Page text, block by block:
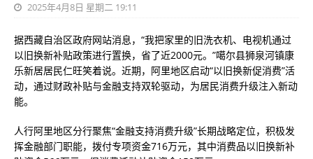
2025年4月8日 星期二 19:11
据西藏自治区政府网站消息，“我把家里的旧洗衣机、电视机通过
以旧换新补贴政策进行置换，省了近2000元。”噶尔县狮泉河镇康
乐新居居民仁旺笑着说。近期，阿里地区启动“以旧换新促消费”活
动，通过财政补贴与金融支持双轮驱动，为居民消费升级注入新动
能。
人行阿里地区分行聚焦“金融支持消费升级”长期战略定位，积极发
挥金融部门职能，拨付专项资金716万元，其中消费品以旧换新补